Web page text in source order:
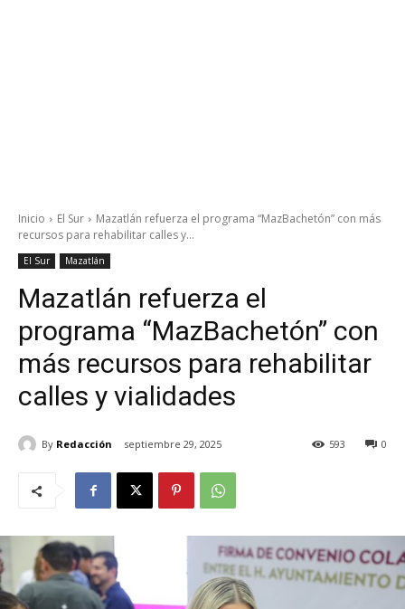
Inicio El Sur
Mazatlán refuerza el programa “MazBachetón” con más
recursos para rehabilitar calles y...
El Sur Mazatlán
Mazatlán refuerza el
programa “MazBachetón” con
más recursos para rehabilitar
calles y vialidades
By Redacción septiembre 29, 2025 0
593